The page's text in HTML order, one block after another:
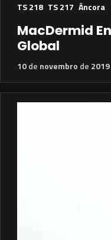
TS 218 TS 217 Âncora
MacDermid
Global
10de novembro de 2019